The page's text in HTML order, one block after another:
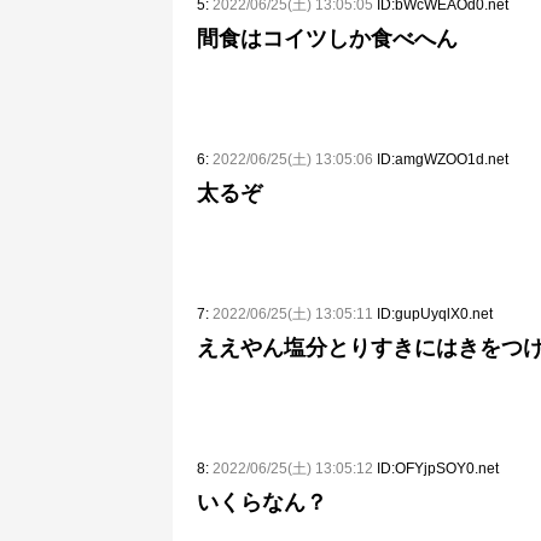
5: 2022/06/25(土) 13:05:05 ID:bWcWEAOd0.net
間食はコイツしか食べへん
6: 2022/06/25(土) 13:05:06 ID:amgWZOO1d.net
太るぞ
7: 2022/06/25(土) 13:05:11 ID:gupUyqlX0.net
ええやん塩分とりすきにはきをつ
8: 2022/06/25(土) 13:05:12 ID:OFYjpSOY0.net
いくらなん？